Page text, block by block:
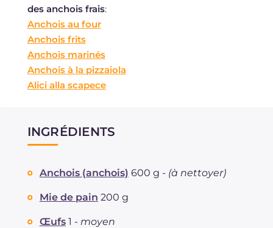
des anchois frais:
Anchois au four
Anchois frits
Anchois marinés
Anchois à la pizzaiola
Alici alla scapece
INGRÉDIENTS
Anchois (anchois) 600 g - (à nettoyer)
Mie de pain 200 g
Œufs 1 - moyen